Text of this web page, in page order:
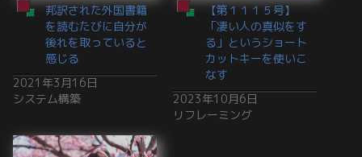
邦訳された外国書籍
を読むたびに自分が
後れを取っていると
感じる
2021年3月16日
システム構築
【第１１１５号】
「凄い人の真似をす
る」というショート
カットキーを使いこ
なす
2023年10月6日
リフレーミング